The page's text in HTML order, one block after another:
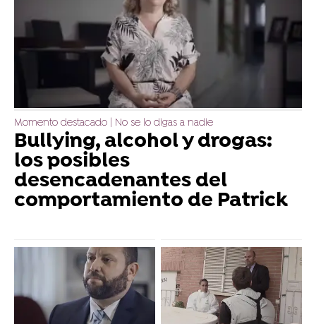
Momento destacado | No se lo digas a nadie
Bullying, alcohol y drogas:
los posibles
desencadenantes del
comportamiento de Patrick